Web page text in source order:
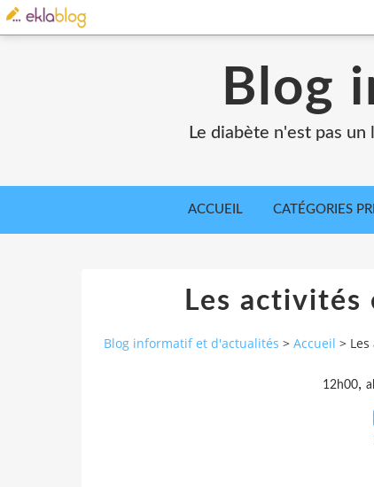
Blog
Le diabète n'est pas
ACCUEIL CATÉGORIES
Les activités
Blog informatif et d'actualités > Accueil >
12h00,